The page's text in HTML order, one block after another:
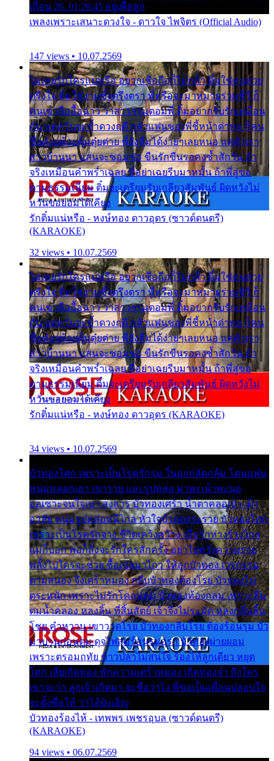
เถื่อน 26. 01:26:45 อยู่เพื่อลูก
เพลงเพราะเสนาะดวงใจ - ดาวใจ ไพจิตร (Official Audio)
147 views • 10.07.2569
ไม่เคยรักใครแน่หรือ อยากเชื่อถือก็ไม่กล้า ติ๋มใช่คนสวย
ตรึงใจ ติ๋มใช่งามซึ้งตรึงตรา พี่หรือจะมาหมายร่วมชีวี ก็
คนเขาลืออื้อฉาว ว่าสาวๆรุมตอมพี่ ติ๋มอยากรับรักเหมือน
กัน แต่หวั่นจะช้ำดวงฤดี กลัวแฟนของพี่ชี้หน้าด่าทอ ก็คน
ชื่อต๋อยต้อยตุ้มตุ๋ยต่าย พี่ยังลืมได้ง่ายๆเลยหนอ แค่ตัวเรา
สาวบ้านนา แสนจะซอมซ่อ ขืนรักขืนรอคงช้ำสักวัน ถ้า
จริงเหมือนคำพร่ำเฉลย พี่อย่าเฉยรีบมาหมั้น ถ้าพี่สู่ขอ
ตามธรรมเนียม ติ๋มจะเตรียมรับเกลียวสัมพันธ์ ผิดหวังไม่
หวั่นขอยอมได้เคียง
รักติ๋มแน่หรือ - หงษ์ทอง ดาวอุดร (ซาวด์ดนตรี)
(KARAOKE)
32 views • 10.07.2569
ไม่เคยรักใครแน่หรือ อยากเชื่อถือก็ไม่กล้า ติ๋มใช่คนสวย
ตรึงใจ ติ๋มใช่งามซึ้งตรึงตรา พี่หรือจะมาหมายร่วมชีวี ก็
คนเขาลืออื้อฉาว ว่าสาวๆรุมตอมพี่ ติ๋มอยากรับรักเหมือน
กัน แต่หวั่นจะช้ำดวงฤดี กลัวแฟนของพี่ชี้หน้าด่าทอ ก็คน
ชื่อต๋อยต้อยตุ้มตุ๋ยต่าย พี่ยังลืมได้ง่ายๆเลยหนอ แค่ตัวเรา
สาวบ้านนา แสนจะซอมซ่อ ขืนรักขืนรอคงช้ำสักวัน ถ้า
จริงเหมือนคำพร่ำเฉลย พี่อย่าเฉยรีบมาหมั้น ถ้าพี่สู่ขอ
ตามธรรมเนียม ติ๋มจะเตรียมรับเกลียวสัมพันธ์ ผิดหวังไม่
หวั่นขอยอมได้เคียง
รักติ๋มแน่หรือ - หงษ์ทอง ดาวอุดร (KARAOKE)
34 views • 10.07.2569
บัวทองโศก เพราะเป็นโรครักรุม ในอกกลัดกลุ้ม โดนแฟน
หนุ่มหลอกเอา เขารวย และรูปหล่อ มาพะเน้าพะนอ
ออเซาะจนใจเบา สงสาร บัวทองเศร้า น้ำตาคลอเบ้า เฝ้า
อาลัย หนุ่มรูปหล่อหนีไกล หัวใจบัวทองระรวย บัวทองโศก
เพราะเป็นโรครักจาง ชีวิตเคว้งคว้าง เมื่อรักห่างร้างไกล
แม่ก็บอก พ่อก็สั่งจะรักใครสักครั้ง อย่าไปหวังความรวย
พลั้งไปใครจะช่วย ซื้อเปลมาไกว ให้ลูกบัวทอง เวรกรรม
ตามสนอง จึงเศร้าหมอง กลีบบัวทองต้องโรย บัวทองไม่
ตระหนัก เพราะไม่รักโคลนตม บัวทองท้องกลม เพราะลืม
ตมน้ำคลอง หลงลิ้น ที่สิ้นสัตย์ เจ้าจึงไม่ระมัด หลงกลิ่นลิ้น
โชย คำหวาน เขาวาดโรย บัวทองกลีบโรย ต้องร้อนรุม บัว
มาบานก่อนตูม ดุจไฟสุมร้อนรุมอุรา บัวทองผ่ายผอม
เพราะตรอมฤทัย ข้าวปลาไม่สนใจ ร้องไห้ลูกเดียว หยุด
โศก เสียเถิดทอง พักความเศร้าหมอง เถิดทองจ๋า ถึงใคร
เขาจะว่า ลูกเจ้าเกิดมา จะชื่อว่าไง พี่ขอเป็นเพื่อนปลอบใจ
จะตั้งชื่อให้ ว่าไอ้บังเอิญ
บัวทองร้องไห้ - เทพพร เพชรอุบล (ซาวด์ดนตรี)
(KARAOKE)
94 views • 06.07.2569